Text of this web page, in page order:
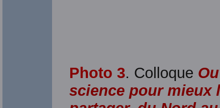
Photo 3. Colloque
science pour mieux